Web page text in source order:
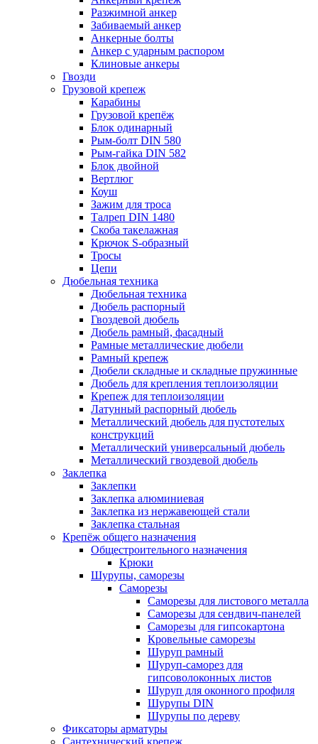
Разжимной анкер
Забиваемый анкер
Анкерные болты
Анкер с ударным распором
Клиновые анкеры
Гвозди
Грузовой крепеж
Карабины
Грузовой крепёж
Блок одинарный
Рым-болт DIN 580
Рым-гайка DIN 582
Блок двойной
Вертлюг
Коуш
Зажим для троса
Талреп DIN 1480
Скоба такелажная
Крючок S-образный
Тросы
Цепи
Дюбельная техника
Дюбельная техника
Дюбель распорный
Гвоздевой дюбель
Дюбель рамный, фасадный
Рамные металлические дюбели
Рамный крепеж
Дюбели складные и складные пружинные
Дюбель для крепления теплоизоляции
Крепеж для теплоизоляции
Латунный распорный дюбель
Металлический дюбель для пустотелых
конструкций
Металлический универсальный дюбель
Металлический гвоздевой дюбель
Заклепка
Заклепки
Заклепка алюминиевая
Заклепка из нержавеющей стали
Заклепка стальная
Крепёж общего назначения
Общестроительного назначения
Крюки
Шурупы, саморезы
Саморезы
Саморезы для листового металла
Саморезы для сендвич-панелей
Саморезы для гипсокартона
Кровельные саморезы
Шуруп рамный
Шуруп-саморез для
гипсоволоконных листов
Шуруп для оконного профиля
Шурупы DIN
Шурупы по дереву
Фиксаторы арматуры
Сантехнический крепеж